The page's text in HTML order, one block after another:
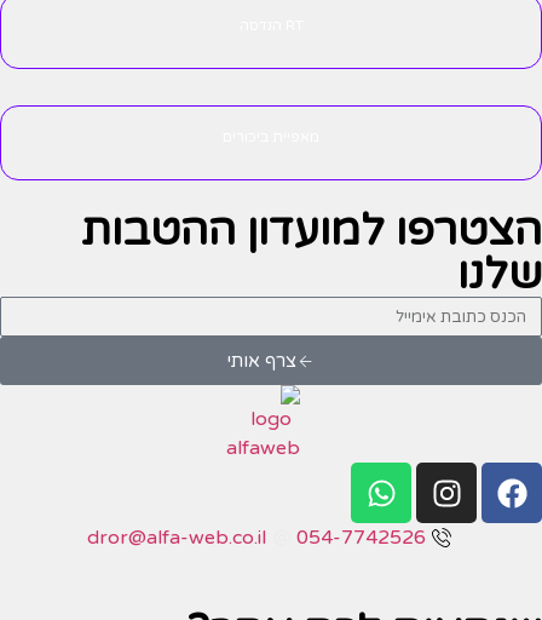
הצטרפו למועדון ההטבות
שלנו
צרף אותי
054-7742526
dror@alfa-web.co.il